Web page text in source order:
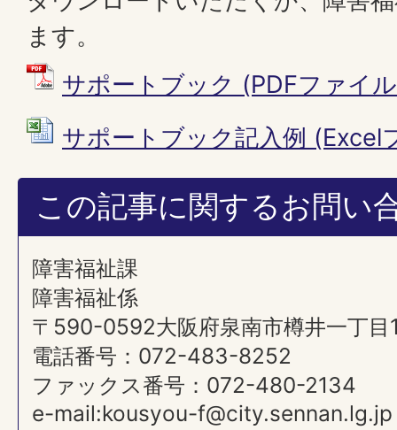
ます。
サポートブック (PDFファイ
サポートブック記入例 (Excel
この記事に関するお問い
障害福祉課
障害福祉係
〒590-0592大阪府泉南市樽井一丁目
電話番号：072-483-8252
ファックス番号：072-480-2134
e-mail:kousyou-f@city.sennan.lg.jp